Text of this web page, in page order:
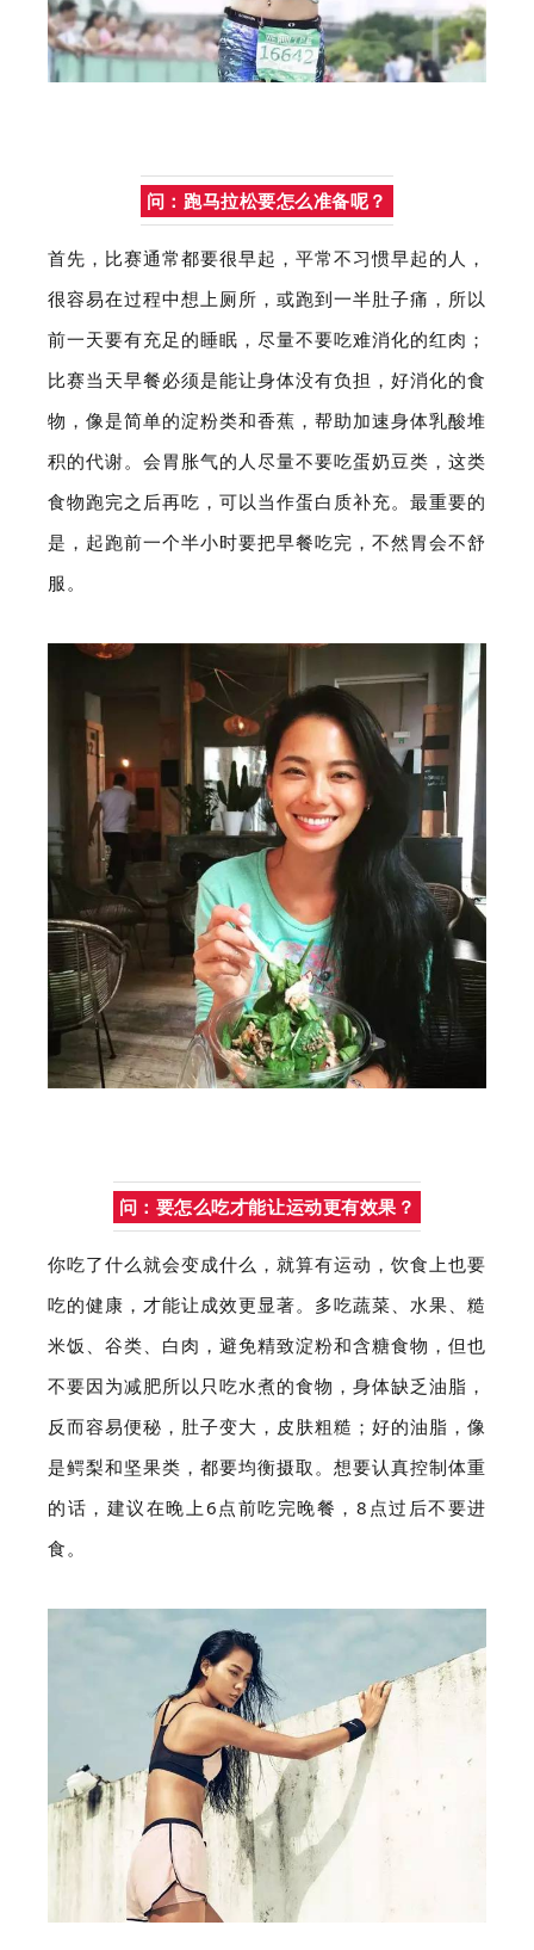
问：跑马拉松要怎么准备呢？
首先，比赛通常都要很早起，平常不习惯早起的人，
很容易在过程中想上厕所，或跑到一半肚子痛，所以
前一天要有充足的睡眠，尽量不要吃难消化的红肉；
比赛当天早餐必须是能让身体没有负担，好消化的食
物，像是简单的淀粉类和香蕉，帮助加速身体乳酸堆
积的代谢。会胃胀气的人尽量不要吃蛋奶豆类，这类
食物跑完之后再吃，可以当作蛋白质补充。最重要的
是，起跑前一个半小时要把早餐吃完，不然胃会不舒
服。
问：要怎么吃才能让运动更有效果？
你吃了什么就会变成什么，就算有运动，饮食上也要
吃的健康，才能让成效更显著。多吃蔬菜、水果、糙
米饭、谷类、白肉，避免精致淀粉和含糖食物，但也
不要因为减肥所以只吃水煮的食物，身体缺乏油脂，
反而容易便秘，肚子变大，皮肤粗糙；好的油脂，像
是鳄梨和坚果类，都要均衡摄取。想要认真控制体重
的话，建议在晚上6点前吃完晚餐，8点过后不要进
食。